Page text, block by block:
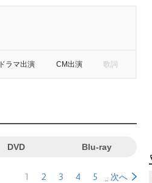
ドラマ出演 CM出演 歌詞
DVD Blu-ray
1 2 3 4 5 次へ